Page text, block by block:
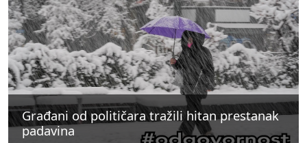
Građani od političara tražili hitan prestanak
padavina
Građani od političara tražili hitan prestanak
padavina
Građani od političara tražili hitan prestanak
padavina